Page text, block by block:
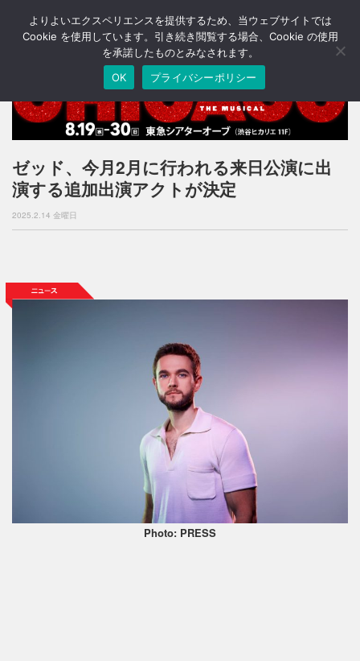
T
o
n
v
i
g
o
ゼッド、今月2月に行われる来日公演に出
演する追加出演アクトが決定
2025.2.14 金曜日
Photo: PRESS
よりよいエクスペリエンスを提供するため、当ウェブサイトでは
Cookie を使用しています。引き続き閲覧する場合、Cookie の使用
を承諾したものとみなされます。
OK
プライバシーポリシー